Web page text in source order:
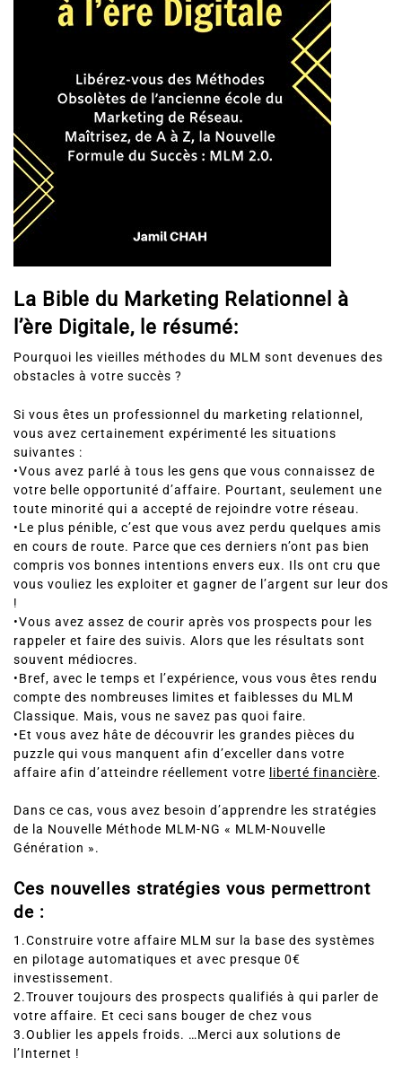
La Bible du Marketing Relationnel à
l’ère Digitale, le résumé:
obstacles à votre succès ?
vous avez certainement expérimenté les situations
suivantes :
•Vous avez parlé à tous les gens que vous connaissez de
votre belle opportunité d’affaire. Pourtant, seulement une
toute minorité qui a accepté de rejoindre votre réseau.
•Le plus pénible, c’est que vous avez perdu quelques amis
en cours de route. Parce que ces derniers n’ont pas bien
compris vos bonnes intentions envers eux. Ils ont cru que
vous vouliez les exploiter et gagner de l’argent sur leur dos
!
•Vous avez assez de courir après vos prospects pour les
rappeler et faire des suivis. Alors que les résultats sont
souvent médiocres.
•Bref, avec le temps et l’expérience, vous vous êtes rendu
compte des nombreuses limites et faiblesses du MLM
Classique. Mais, vous ne savez pas quoi faire.
•Et vous avez hâte de découvrir les grandes pièces du
puzzle qui vous manquent afin d’exceller dans votre
affaire afin d’atteindre réellement votreliberté financière
de la Nouvelle Méthode MLM-NG « MLM-Nouvelle
Génération ».
Ces nouvelles stratégies vous permettront
de :
en pilotage automatiques et avec presque 0€
investissement.
2.Trouver toujours des prospects qualifiés à qui parler de
votre affaire. Et ceci sans bouger de chez vous
3.Oublier les appels froids. …Merci aux solutions de
l’Internet !
4.Ne plus essayer de recruter vos amis et les membres de